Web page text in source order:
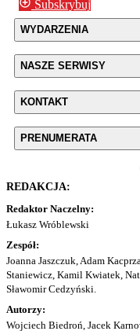
Subskrybuj
WYDARZENIA
NASZE SERWISY
KONTAKT
PRENUMERATA
REDAKCJA:
Redaktor Naczelny:
Łukasz Wróblewski
Zespół:
Joanna Jaszczuk, Adam
Staniewicz, Kamil Kwiatek,
Sławomir Cedzyński.
Autorzy:
Wojciech Biedroń, Jacek